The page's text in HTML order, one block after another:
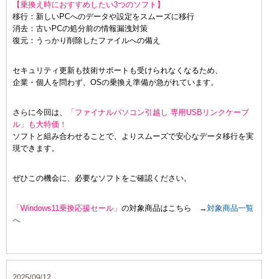
【乗換え時におすすめしたい3つのソフト】
移行：新しいPCへのデータや設定をスムーズに移行
消去：古いPCの処分前の情報漏洩対策
復元：うっかり削除したファイルへの備え
セキュリティ更新も技術サポートも受けられなくなるため、
企業・個人を問わず、OSの乗換え準備が急がれています。
さらに今回は、
「ファイナルパソコン引越し 専用USBリンクケーブ
ル」も大特価！
ソフトと組み合わせることで、よりスムーズで安心なデータ移行を実
現できます。
ぜひこの機会に、必要なソフトをご確認ください。
「Windows11乗換応援セール」 の対象商品はこちら →対象商品一覧
へ